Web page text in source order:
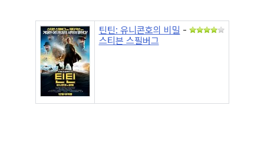
틴틴: 유니콘호의 비밀 -
스티븐 스필버그